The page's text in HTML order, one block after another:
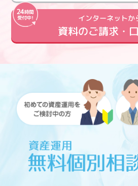
インターネットか
資料のご請求・